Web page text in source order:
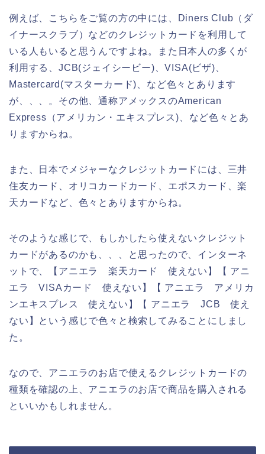
例えば、こちらをご覧の方の中には、Diners Club（ダ
イナースクラブ）などのクレジットカードを利用して
いる人もいると思うんですよね。また日本人の多くが
利用する、JCB(ジェイシービー)、VISA(ビザ)、
Mastercard(マスターカード)、など色々とあります
が、、、。その他、通称アメックスのAmerican
Express（アメリカン・エキスプレス)、など色々とあ
りますからね。
また、日本でメジャーなクレジットカードには、三井
住友カード、オリコカードカード、エポスカード、楽
天カードなど、色々とありますからね。
そのような感じで、もしかしたら使えないクレジット
カードがあるのかも、、、と思ったので、インターネ
ットで、【アニエラ 楽天カード 使えない】【 アニ
エラ VISAカード 使えない】【 アニエラ アメリカ
ンエキスプレス 使えない】【 アニエラ JCB 使え
ない】という感じで色々と検索してみることにしまし
た。
なので、アニエラのお店で使えるクレジットカードの
種類を確認の上、アニエラのお店で商品を購入される
といいかもしれません。